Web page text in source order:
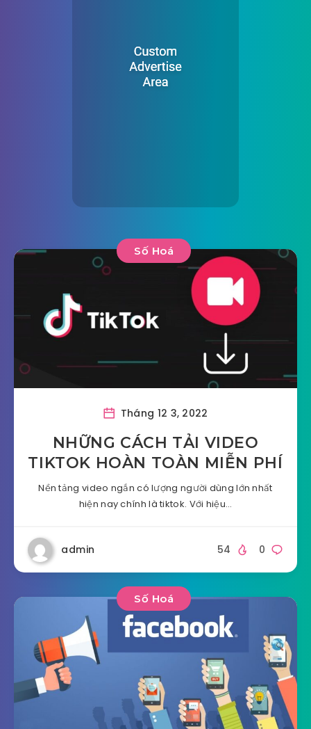
Số Hoá
Tháng 12 3, 2022
NHỮNG CÁCH TẢI VIDEO
TIKTOK HOÀN TOÀN MIỄN PHÍ
Nền tảng video ngắn có lượng người dùng lớn nhất
hiện nay chính là tiktok. Với hiệu…
admin 0
54
Số Hoá